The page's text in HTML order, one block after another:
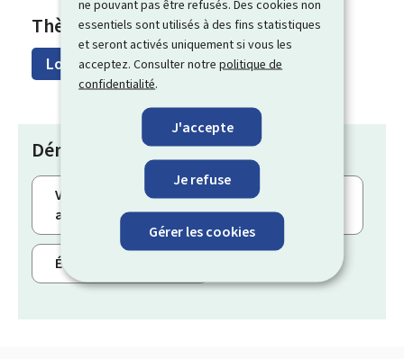
ne pouvant pas être refusés. Des cookies non
essentiels sont utilisés à des fins statistiques
et seront activés uniquement si vous les
acceptez. Consulter notrepolitique de
confidentialité.
J'accepte
Je refuse
Gérer les cookies
Thèmes
Loisirs
Démarches
Vous pratiquez la chasse ou détenez une
arme – ce qu’il faut savoir
Événements de la vie